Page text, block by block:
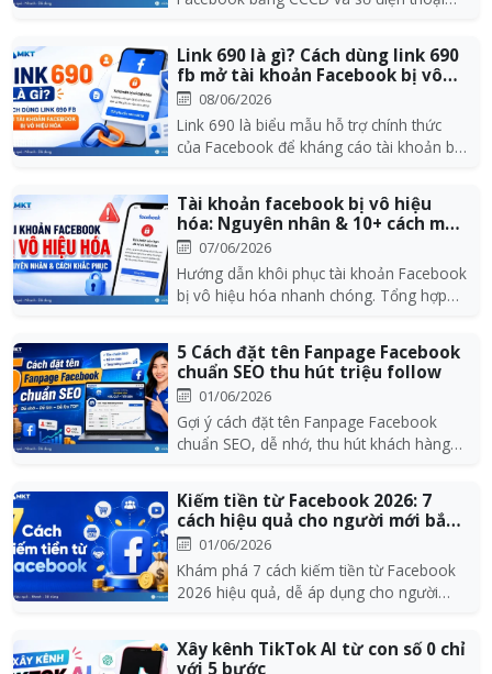
Link 690 là gì? Cách dùng link 690
fb mở tài khoản Facebook bị vô
hiệu...
08/06/2026
Link 690 là biểu mẫu hỗ trợ chính thức
của Facebook để kháng cáo tài khoản bị
Tài khoản facebook bị vô hiệu
hóa: Nguyên nhân & 10+ cách mở
khóa thàn...
07/06/2026
Hướng dẫn khôi phục tài khoản Facebook
bị vô hiệu hóa nhanh chóng. Tổng hợp
5 Cách đặt tên Fanpage Facebook
chuẩn SEO thu hút triệu follow
01/06/2026
Gợi ý cách đặt tên Fanpage Facebook
chuẩn SEO, dễ nhớ, thu hút khách hàng
Kiếm tiền từ Facebook 2026: 7
cách hiệu quả cho người mới bắt
đầu01/06/2026
Khám phá 7 cách kiếm tiền từ Facebook
2026 hiệu quả, dễ áp dụng cho người
Xây kênh TikTok AI từ con số 0 chỉ
với 5 bước